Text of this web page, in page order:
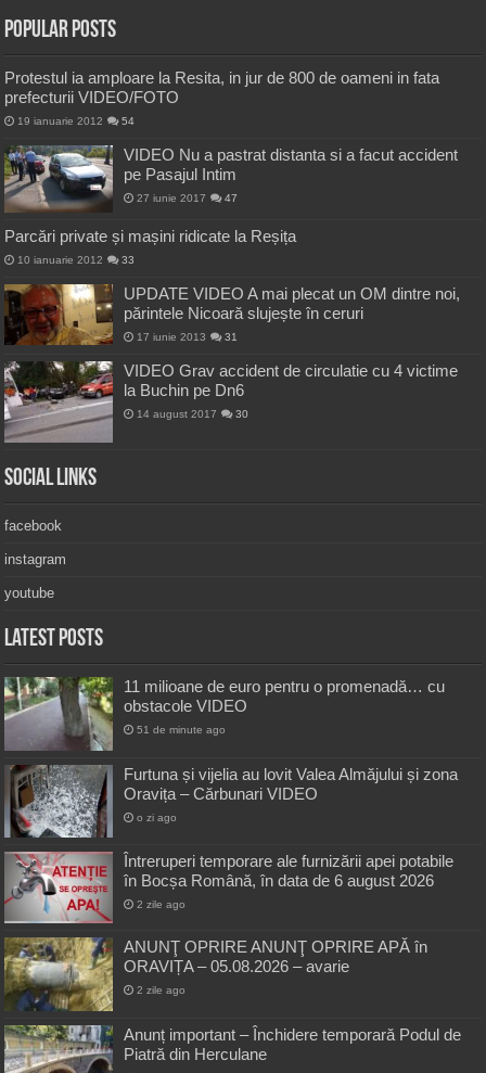
Popular Posts
Protestul ia amploare la Resita, in jur de 800 de oameni in fata
prefecturii VIDEO/FOTO
19 ianuarie 2012 54
VIDEO Nu a pastrat distanta si a facut accident
pe Pasajul Intim
27 iunie 2017 47
Parcări private și mașini ridicate la Reșița
10 ianuarie 2012 33
UPDATE VIDEO A mai plecat un OM dintre noi,
părintele Nicoară slujește în ceruri
17 iunie 2013 31
VIDEO Grav accident de circulatie cu 4 victime
la Buchin pe Dn6
14 august 2017 30
Social Links
facebook
instagram
youtube
Latest Posts
11 milioane de euro pentru o promenadă… cu
obstacole VIDEO
51 de minute ago
Furtuna și vijelia au lovit Valea Almăjului și zona
Oravița – Cărbunari VIDEO
o zi ago
Întreruperi temporare ale furnizării apei potabile
în Bocșa Română, în data de 6 august 2026
2 zile ago
ANUNŢ OPRIRE ANUNŢ OPRIRE APĂ în
ORAVIȚA – 05.08.2026 – avarie
2 zile ago
Anunț important – Închidere temporară Podul de
Piatră din Herculane